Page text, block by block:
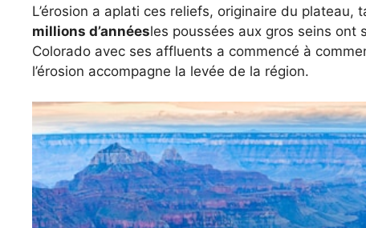
L’érosion a aplati ces reliefs, originaire du plateau,
millions d’annéesles poussées aux gros seins ont
Colorado avec ses affluents a commencé à
l’érosion accompagne la levée de la région.